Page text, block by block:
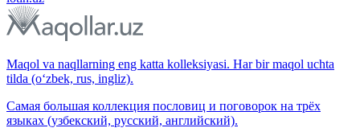
Maqol va naqllarning eng katta kolleksiyasi. Har bir maqol uchta
tilda (o‘zbek, rus, ingliz).
Самая большая коллекция пословиц и поговорок на трёх
языках (узбекский, русский, английский).